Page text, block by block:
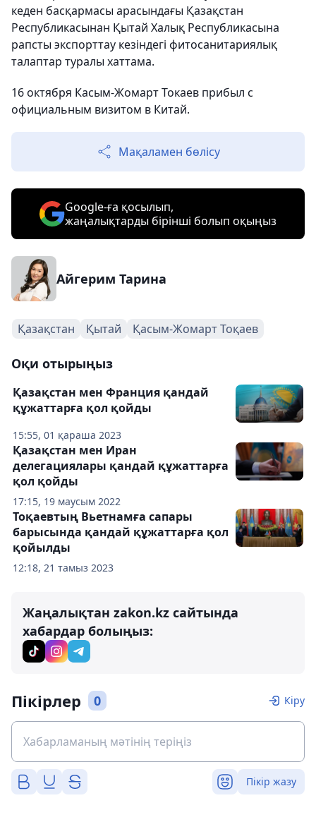
кеден басқармасы арасындағы Қазақстан
Республикасынан Қытай Халық Республикасына
рапсты экспорттау кезіндегі фитосанитариялық
талаптар туралы хаттама.
16 октября Касым-Жомарт Токаев прибыл с
официальным визитом в Китай.
Мақаламен бөлісу
Google-ға қосылып,
жаңалықтарды бірінші болып оқыңыз
Айгерим Тарина
Қазақстан Қытай Қасым-Жомарт Тоқаев
Оқи отырыңыз
15:55, 01 қараша 2023
Қазақстан мен Франция қандай
құжаттарға қол қойды
17:15, 19 маусым 2022
Қазақстан мен Иран
делегациялары қандай құжаттарға
қол қойды
12:18, 21 тамыз 2023
Тоқаевтың Вьетнамға сапары
барысында қандай құжаттарға қол
қойылды
Жаңалықтан zakon.kz сайтында
хабардар болыңыз:
Пікірлер 0 Кіру
Пікір жазу